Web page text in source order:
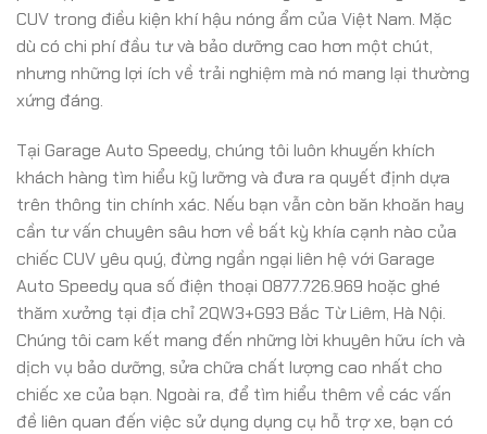
CUV trong điều kiện khí hậu nóng ẩm của Việt Nam. Mặc
dù có chi phí đầu tư và bảo dưỡng cao hơn một chút,
nhưng những lợi ích về trải nghiệm mà nó mang lại thường
xứng đáng.
Tại Garage Auto Speedy, chúng tôi luôn khuyến khích
khách hàng tìm hiểu kỹ lưỡng và đưa ra quyết định dựa
trên thông tin chính xác. Nếu bạn vẫn còn băn khoăn hay
cần tư vấn chuyên sâu hơn về bất kỳ khía cạnh nào của
chiếc CUV yêu quý, đừng ngần ngại liên hệ với Garage
Auto Speedy qua số điện thoại 0877.726.969 hoặc ghé
thăm xưởng tại địa chỉ 2QW3+G93 Bắc Từ Liêm, Hà Nội.
Chúng tôi cam kết mang đến những lời khuyên hữu ích và
dịch vụ bảo dưỡng, sửa chữa chất lượng cao nhất cho
chiếc xe của bạn. Ngoài ra, để tìm hiểu thêm về các vấn
đề liên quan đến việc sử dụng dụng cụ hỗ trợ xe, bạn có